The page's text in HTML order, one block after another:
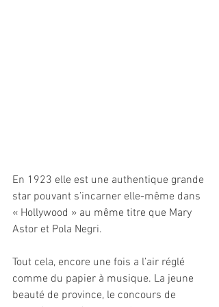
En 1923 elle est une authentique grande
star pouvant s’incarner elle-même dans
« Hollywood » au même titre que Mary
Astor et Pola Negri.
Tout cela, encore une fois a l’air réglé
comme du papier à musique. La jeune
beauté de province, le concours de